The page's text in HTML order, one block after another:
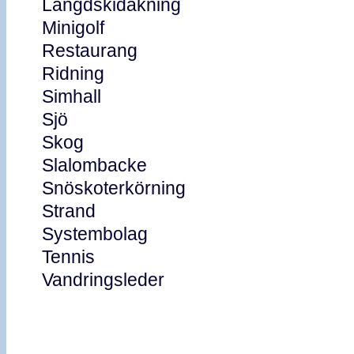
Längdskidåkning
Minigolf
Restaurang
Ridning
Simhall
Sjö
Skog
Slalombacke
Snöskoterkörning
Strand
Systembolag
Tennis
Vandringsleder